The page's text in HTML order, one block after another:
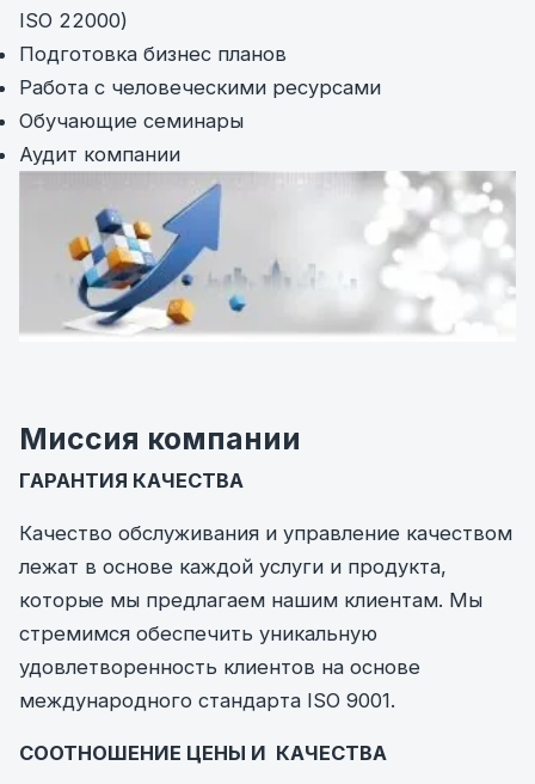
ISO 22000)
Подготовка бизнес планов
Работа с человеческими ресурсами
Обучающие семинары
Аудит компании
Миссия компании
ГАРАНТИЯ КАЧЕСТВА
Качество обслуживания и управление качеством
лежат в основе каждой услуги и продукта,
которые мы предлагаем нашим клиентам. Мы
стремимся обеспечить уникальную
удовлетворенность клиентов на основе
международного стандарта ISO 9001.
СООТНОШЕНИЕ ЦЕНЫ И КАЧЕСТВА